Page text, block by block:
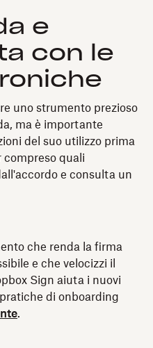
e
con le
uno strumento prezioso
ma è importante
del suo utilizzo prima
compreso quali
e consulta un
che renda la firma
e che velocizzi il
Sign aiuta i nuovi
di onboarding
.